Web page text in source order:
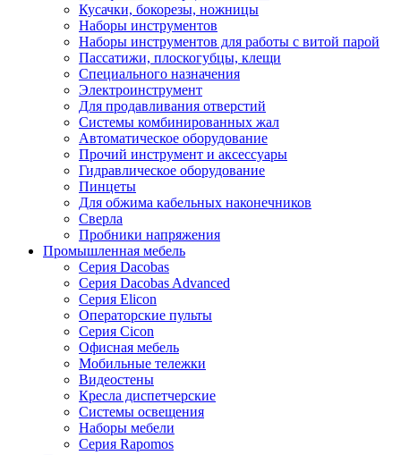
Кусачки, бокорезы, ножницы
Наборы инструментов
Наборы инструментов для работы с витой парой
Пассатижи, плоскогубцы, клещи
Специального назначения
Электроинструмент
Для продавливания отверстий
Системы комбинированных жал
Автоматическое оборудование
Прочий инструмент и аксессуары
Гидравлическое оборудование
Пинцеты
Для обжима кабельных наконечников
Сверла
Пробники напряжения
Промышленная мебель
Серия Dacobas
Серия Dacobas Advanced
Серия Elicon
Операторские пульты
Серия Cicon
Офисная мебель
Мобильные тележки
Видеостены
Кресла диспетчерские
Системы освещения
Наборы мебели
Серия Rapomos